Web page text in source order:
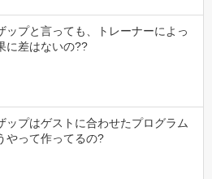
ップと言っても、トレーナーによっ
に差はないの??
ップはゲストに合わせたプログラム
やって作ってるの?